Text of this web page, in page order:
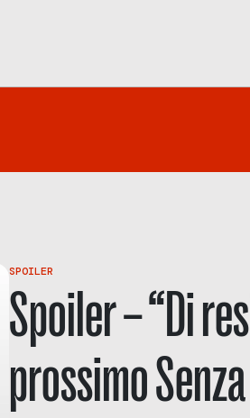
SPOILER
Spoiler – “Di
prossimo